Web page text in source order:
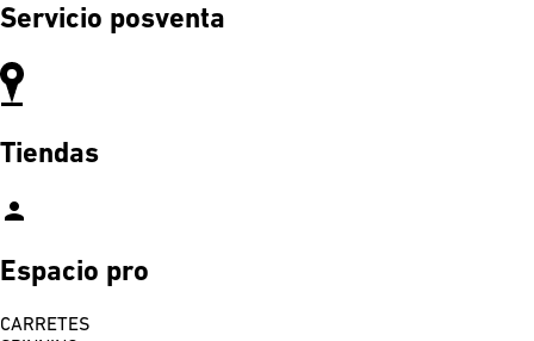
Servicio posventa
Tiendas
person
Espacio pro
CARRETES